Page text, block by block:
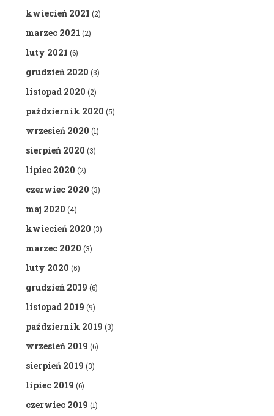
kwiecień 2021 (2)
marzec 2021 (2)
luty 2021 (6)
grudzień 2020 (3)
listopad 2020 (2)
październik 2020 (5)
wrzesień 2020 (1)
sierpień 2020 (3)
lipiec 2020 (2)
czerwiec 2020 (3)
maj 2020 (4)
kwiecień 2020 (3)
marzec 2020 (3)
luty 2020 (5)
grudzień 2019 (6)
listopad 2019 (9)
październik 2019 (3)
wrzesień 2019 (6)
sierpień 2019 (3)
lipiec 2019 (6)
czerwiec 2019 (1)